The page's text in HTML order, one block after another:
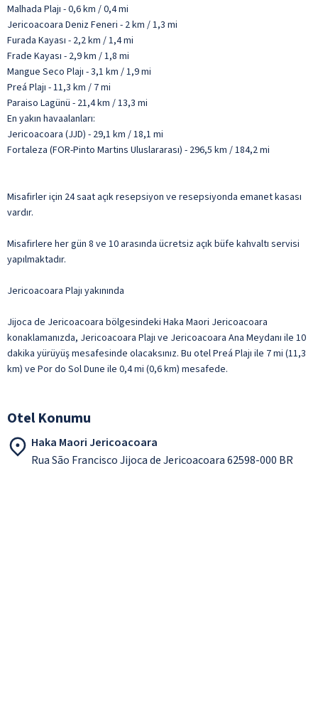
Malhada Plajı - 0,6 km / 0,4 mi
Jericoacoara Deniz Feneri - 2 km / 1,3 mi
Furada Kayası - 2,2 km / 1,4 mi
Frade Kayası - 2,9 km / 1,8 mi
Mangue Seco Plajı - 3,1 km / 1,9 mi
Preá Plajı - 11,3 km / 7 mi
Paraiso Lagünü - 21,4 km / 13,3 mi
En yakın havaalanları:
Jericoacoara (JJD) - 29,1 km / 18,1 mi
Fortaleza (FOR-Pinto Martins Uluslararası) - 296,5 km / 184,2 mi
Misafirler için 24 saat açık resepsiyon ve resepsiyonda emanet kasası
vardır.
Misafirlere her gün 8 ve 10 arasında ücretsiz açık büfe kahvaltı servisi
yapılmaktadır.
Jericoacoara Plajı yakınında
Jijoca de Jericoacoara bölgesindeki Haka Maori Jericoacoara
konaklamanızda, Jericoacoara Plajı ve Jericoacoara Ana Meydanı ile 10
dakika yürüyüş mesafesinde olacaksınız. Bu otel Preá Plajı ile 7 mi (11,3
km) ve Por do Sol Dune ile 0,4 mi (0,6 km) mesafede.
Otel Konumu
Haka Maori Jericoacoara
Rua São Francisco Jijoca de Jericoacoara 62598-000 BR